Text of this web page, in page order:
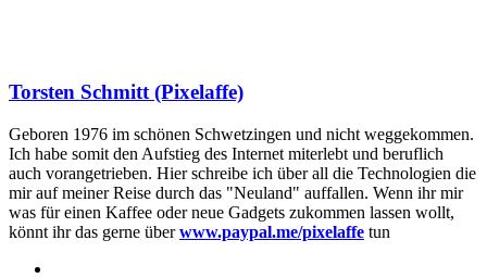
Torsten Schmitt (Pixelaffe)
Geboren 1976 im schönen Schwetzingen und nicht weggekommen.
Ich habe somit den Aufstieg des Internet miterlebt und beruflich
auch vorangetrieben. Hier schreibe ich über all die Technologien die
mir auf meiner Reise durch das "Neuland" auffallen. Wenn ihr mir
was für einen Kaffee oder neue Gadgets zukommen lassen wollt,
könnt ihr das gerne überwww.paypal.me/pixelaffe tun